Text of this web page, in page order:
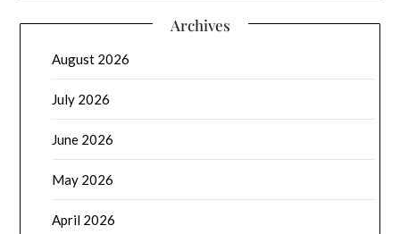
Archives
August 2026
July 2026
June 2026
May 2026
April 2026